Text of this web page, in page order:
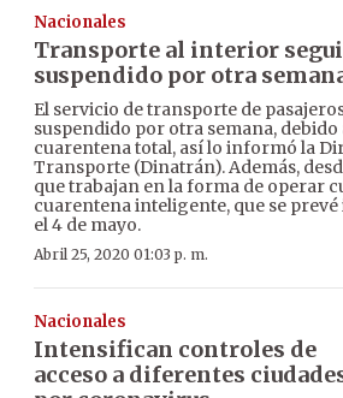
Nacionales
Transporte al interior
suspendido por otra
El servicio de transporte de
suspendido por otra semana, debido
cuarentena total, así lo informó la
Transporte (Dinatrán). Además,
que trabajan en la forma de operar
cuarentena inteligente, que se
el 4 de mayo.
Abril 25, 2020 01:03 p. m.
Nacionales
Intensifican controles de
acceso a diferentes